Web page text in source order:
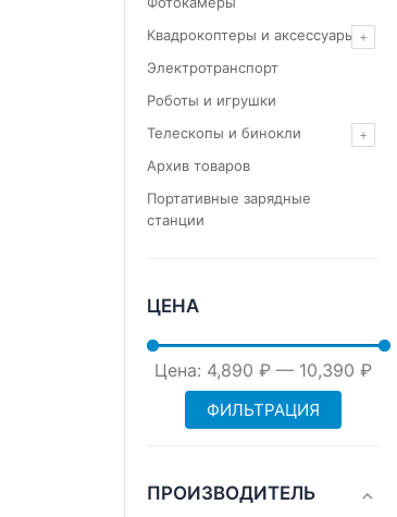
Квадрокоптеры и аксессуары
Электротранспорт
Роботы и игрушки
Телескопы и бинокли
Архив товаров
Портативные зарядные
станции
ЦЕНА
Минимальная
цена
Максимальная
цена
ФИЛЬТРАЦИЯ
Цена: 4,890 ₽— 10,390 ₽
ПРОИЗВОДИТЕЛЬ